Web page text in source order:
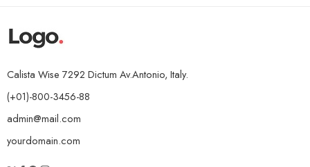
Calista Wise 7292 Dictum Av.Antonio, Italy.
(+01)-800-3456-88
admin@mail.com
yourdomain.com